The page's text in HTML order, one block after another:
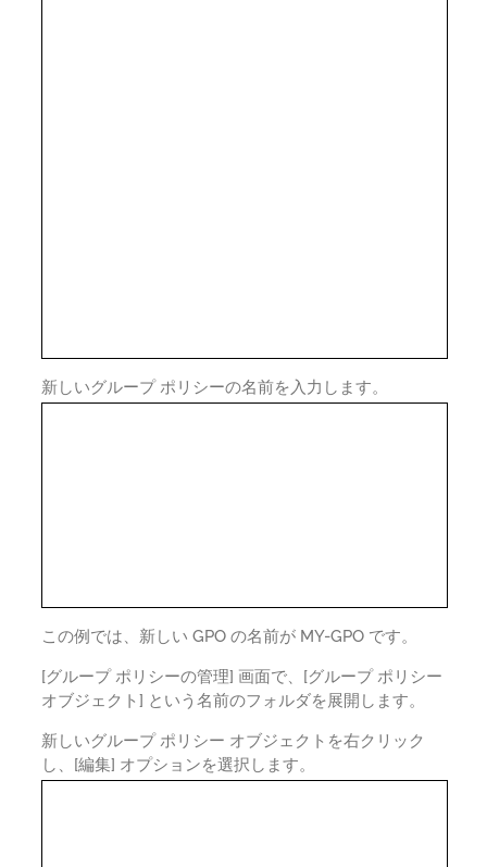
新しいグループ ポリシーの名前を入力します。
この例では、新しい GPO の名前が MY-GPO です。
[グループ ポリシーの管理] 画面で、[グループ ポリシー
オブジェクト] という名前のフォルダを展開します。
新しいグループ ポリシー オブジェクトを右クリック
し、[編集] オプションを選択します。